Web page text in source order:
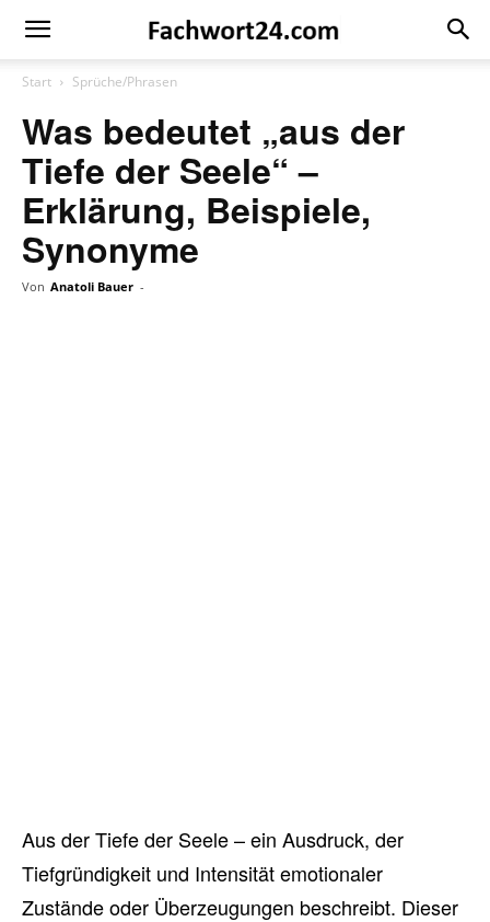
Fachwort24
ShopStart Sprüche/Phrasen
Was bedeutet „aus der
Tiefe der Seele“ –
Erklärung, Beispiele,
Synonyme
Von Anatoli Bauer -
Aus der Tiefe der Seele – ein Ausdruck, der
Tiefgründigkeit und Intensität emotionaler
Zustände oder Überzeugungen beschreibt. Dieser